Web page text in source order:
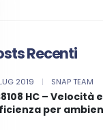
Recenti
2019 | SNAP TEAM
HC – Velocità
per